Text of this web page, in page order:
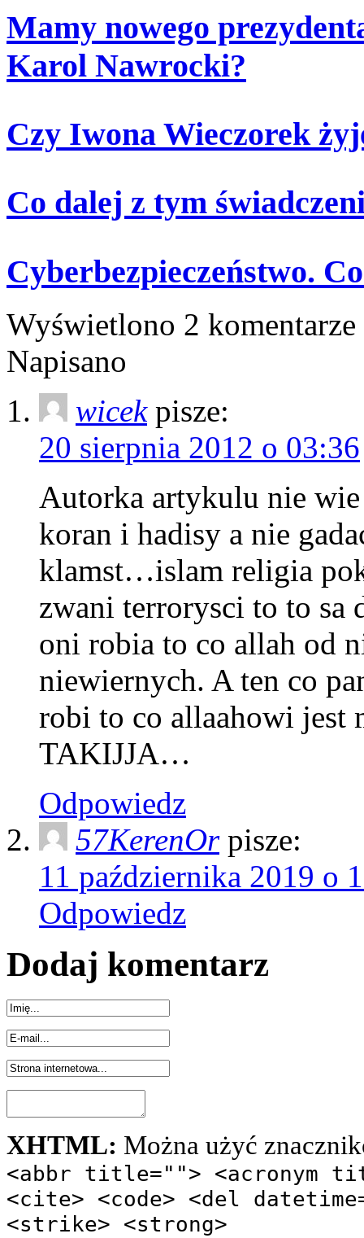
Mamy nowego
Karol Nawrocki?
Czy Iwona Wieczorek
Co dalej z tym
Cyberbezpieczeństwo.
Wyświetlono 2 komentarze
Napisano
wicek pisze:
20 sierpnia 2012 o 03:36
Autorka artykulu nie
koran i hadisy a nie
klamst…islam religia
zwani terrorysci to to sa
oni robia to co allah od
niewiernych. A ten co
robi to co allaahowi jest
TAKIJJA…
Odpowiedz
57KerenOr pisze:
11 października 2019 o
Odpowiedz
Dodaj komentarz
XHTML: Można użyć
<abbr title=""> <acronym
<cite> <code> <del
<strike> <strong>